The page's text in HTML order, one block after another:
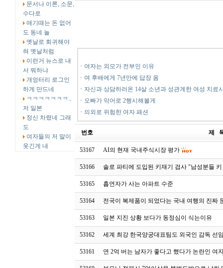
문서나 이론, 소문,
수다로
애기때는 돈 없어
도 동네 놀
옛날로 회귀해야
혀 옛날처럼
이런거 뉴스로 내
서 뭐하냐
개엉터리 로그인
하게 만드네
ㅋㅋㅋㅋㅋㅋㅋ..
저 일본
정신 차렸네 그래
도
여자들의 저 말이
웃긴게 내
ㆍ 여자는 외모가 전부인 이유
ㆍ 여 후배에게 7년만에 답장 옴
ㆍ 자신과 상담하러온 14살 소년과 성관계한 여성 치료
ㆍ 오빠가 악어로 2행시해볼게
ㆍ 의외로 위험한 여자 패션
번호 제
53167 AI의 현재 국내주식시장 평가
53166 솔로 파티에 도입된 키재기 검사 "남성분들
53165 흡연자가 사는 아파트 수준
53164 전국이 복제품이 되었다는 국내 여행의 진짜
53163 일본 지진 상황 보다가 동정심이 식는이유
53162 세계 최강 한국양궁대표팀도 외국인 감독 선
53161 연 2억 버는 남자가 좋다고 했다가 논란인 여